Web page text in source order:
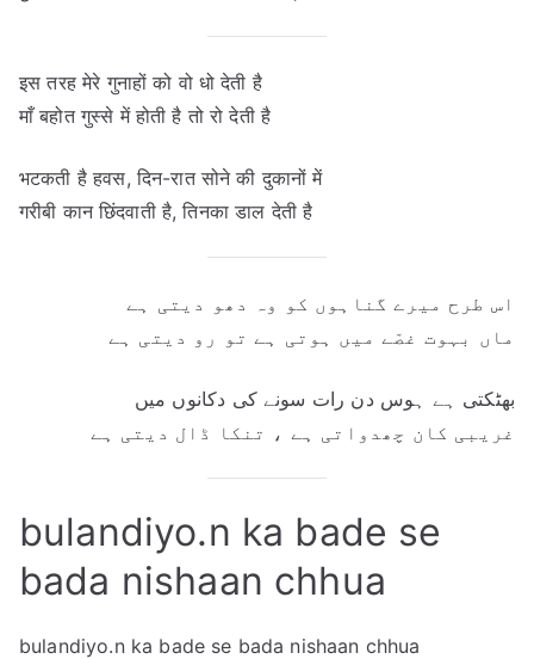
इस तरह मेरे गुनाहों को वो धो देती है
माँ बहोत गुस्से में होती है तो रो देती है
भटकती है हवस, दिन-रात सोने की दुकानों में
गरीबी कान छिंदवाती है, तिनका डाल देती है
اس طرح میرے گناہوں کو وہ دھو دیتی ہے
ماں بہوت غصّے میں ہوتی ہے تو رو دیتی ہے
بھٹکتی ہے ہوس دن رات سونے کی دکانوں میں
غریبی کان چھدواتی ہے ، تنکا ڈال دیتی ہے
bulandiyo.n ka bade se
bada nishaan chhua
bulandiyo.n ka bade se bada nishaan chhua